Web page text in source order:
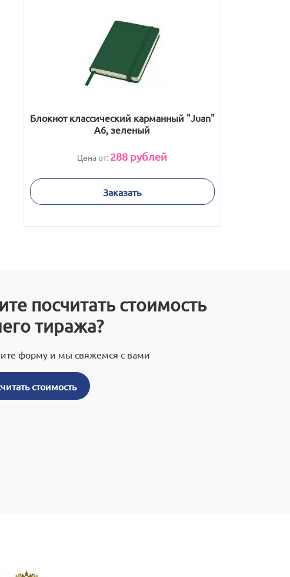
Блокнот классический карманный "Juan"
А6, зеленый
Цена от: 288 рублей
Заказать
посчитать стоимость
тиража?
форму и мы свяжемся с вами
стоимость